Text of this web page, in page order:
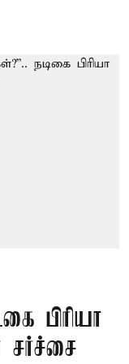
பிரியா
சர்ச்சை